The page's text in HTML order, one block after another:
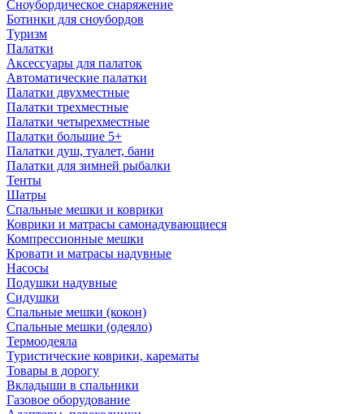
Сноубордическое снаряжение
Ботинки для сноубордов
Туризм
Палатки
Аксессуары для палаток
Автоматические палатки
Палатки двухместные
Палатки трехместные
Палатки четырехместные
Палатки большие 5+
Палатки душ, туалет, бани
Палатки для зимней рыбалки
Тенты
Шатры
Спальные мешки и коврики
Коврики и матрасы самонадувающиеся
Компрессионные мешки
Кровати и матрасы надувные
Насосы
Подушки надувные
Сидушки
Спальные мешки (кокон)
Спальные мешки (одеяло)
Термоодеяла
Туристические коврики, карематы
Товары в дорогу
Вкладыши в спальники
Газовое оборудование